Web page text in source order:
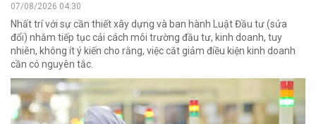
07/08/2026 04:30
Nhất trí với sự cần thiết xây dựng và ban hành Luật Đầu tư (sửa
đổi) nhằm tiếp tục cải cách môi trường đầu tư, kinh doanh, tuy
nhiên, không ít ý kiến cho rằng, việc cắt giảm điều kiện kinh doanh
cần có nguyên tắc.